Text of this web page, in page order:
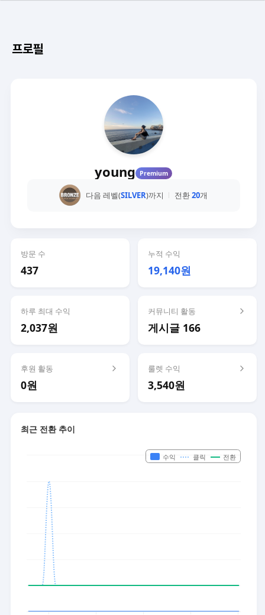
프로필
young Premium
다음 레벨(SILVER)까지 전환20개
방문 수
437
누적 수익
19,140원
하루 최대 수익
2,037원
커뮤니티 활동
게시글 166
후원 활동
0원
룰렛 수익
3,540원
최근 전환 추이